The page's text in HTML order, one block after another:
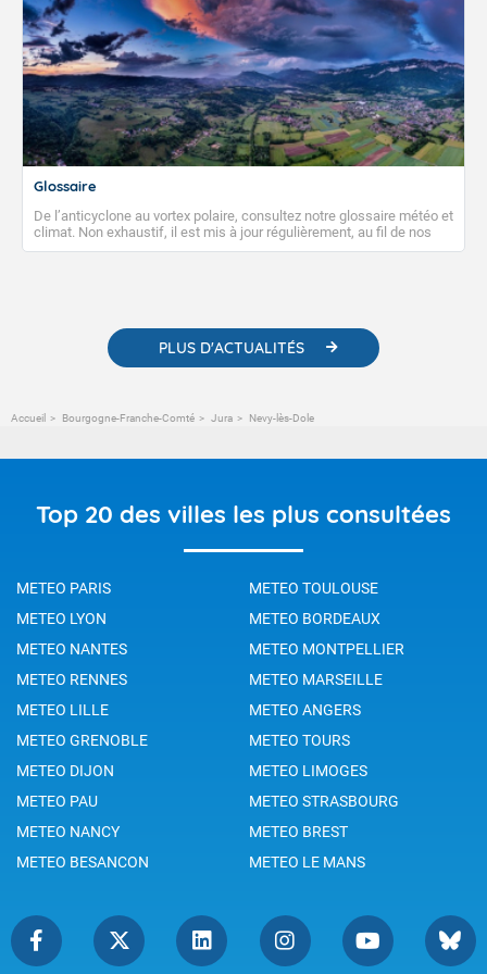
Glossaire
De l’anticyclone au vortex polaire, consultez notre glossaire météo et
climat. Non exhaustif, il est mis à jour régulièrement, au fil de nos
publications. Vous y trouverez également des liens utiles vers nos
PLUS D'ACTUALITÉS
Accueil Bourgogne-Franche-Comté Jura Nevy-lès-Dole
Top 20 des villes les plus consultées
METEO PARIS
METEO TOULOUSE
METEO LYON
METEO BORDEAUX
METEO NANTES
METEO MONTPELLIER
METEO RENNES
METEO MARSEILLE
METEO LILLE
METEO ANGERS
METEO GRENOBLE
METEO TOURS
METEO DIJON
METEO LIMOGES
METEO PAU
METEO STRASBOURG
METEO NANCY
METEO BREST
METEO BESANCON
METEO LE MANS